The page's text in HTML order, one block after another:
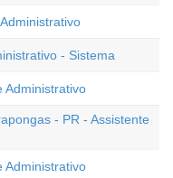
- Sistema
Administrativo
- PR - Assistente
Administrativo